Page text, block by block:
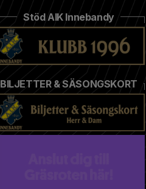
Stöd AIK Innebandy
BILJETTER & SÄSONGSKORT